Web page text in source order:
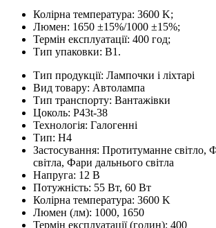
Колірна температура: 3600 K;
Люмен: 1650 ±15%/1000 ±15%;
Термін експлуатації: 400 год;
Тип упаковки: B1.
Тип продукції: Лампочки і ліхтарі
Вид товару: Автолампа
Тип транспорту: Вантажівки
Цоколь: P43t-38
Технологія: Галогенні
Тип: H4
Застосування: Протитуманне світло,
світла, Фари дальнього світла
Напруга: 12 В
Потужність: 55 Вт, 60 Вт
Колірна температура: 3600 K
Люмен (лм): 1000, 1650
Термін експлуатації (годин): 400